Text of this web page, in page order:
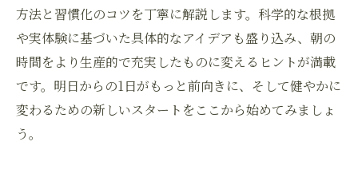
方法と習慣化のコツを丁寧に解説します。科学的な根拠
や実体験に基づいた具体的なアイデアも盛り込み、朝の
時間をより生産的で充実したものに変えるヒントが満載
です。明日からの1日がもっと前向きに、そして健やかに
変わるための新しいスタートをここから始めてみましょ
う。